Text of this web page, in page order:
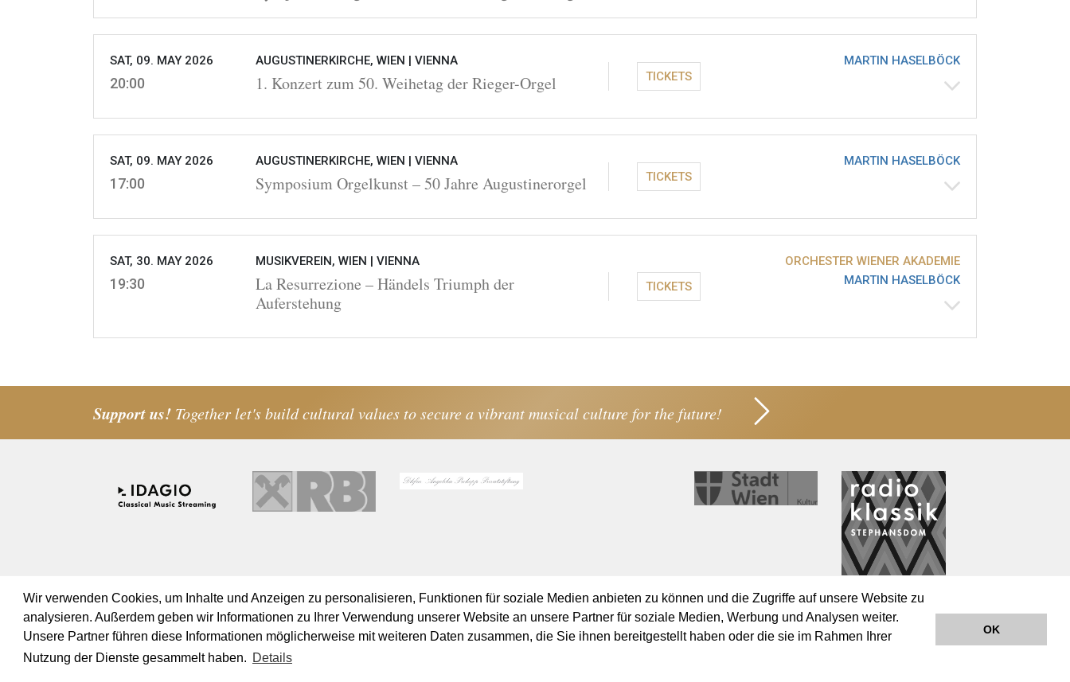
Wir verwenden Cookies, um Inhalte und Anzeigen zu personalisieren, Funktionen für soziale Medien anbieten zu können und die Zugriffe auf unsere Website zu
analysieren. Außerdem geben wir Informationen zu Ihrer Verwendung unserer Website an unsere Partner für soziale Medien, Werbung und Analysen weiter.
Unsere Partner führen diese Informationen möglicherweise mit weiteren Daten zusammen, die Sie ihnen bereitgestellt haben oder die sie im Rahmen Ihrer
Nutzung der Dienste gesammelt haben. Details
OK
SAT, 09. MAY 2026
20:00
AUGUSTINERKIRCHE, WIEN | VIENNA
1. Konzert zum 50. Weihetag der Rieger-Orgel TICKETS
MARTIN HASELBÖCK
SAT, 09. MAY 2026
17:00
AUGUSTINERKIRCHE, WIEN | VIENNA
Symposium Orgelkunst – 50 Jahre Augustinerorgel TICKETS
MARTIN HASELBÖCK
SAT, 30. MAY 2026
19:30
MUSIKVEREIN, WIEN | VIENNA
La Resurrezione – Händels Triumph der
Auferstehung
TICKETS
ORCHESTER WIENER AKADEMIE
MARTIN HASELBÖCK
Support us! Together let's build cultural values to secure a vibrant musical culture for the future!
© 2019 Orchester Wiener Akademie -Imprint Privacy Policy